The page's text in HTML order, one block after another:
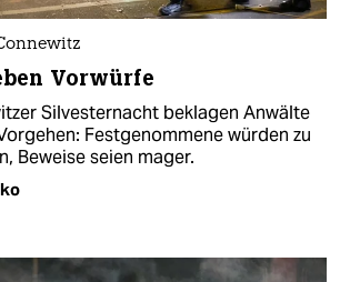
Vorwürfe
Silvesternacht beklagen Anwälte
Festgenommene würden zu
Beweise seien mager.